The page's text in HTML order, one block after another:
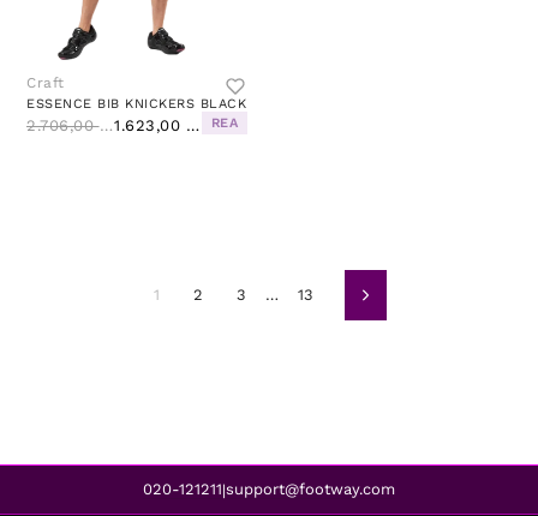
Craft
ESSENCE BIB KNICKERS BLACK
2.706,00 Kč 1.623,00 Kč REA
1 2 3 … 13 Další
020-121211|support@footway.com